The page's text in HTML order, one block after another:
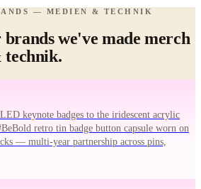
— MEDIEN & TECHNIK
we've made merch
technik.
keynote badges to the iridescent acrylic
retro tin badge button capsule worn on
— multi-year partnership across pins,